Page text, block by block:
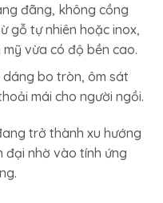
đãng, không cồng
gỗ tự nhiên hoặc inox,
vừa có độ bền cao.
bo tròn, ôm sát
mái cho người ngồi.
trở thành xu hướng
đại nhờ vào tính ứng